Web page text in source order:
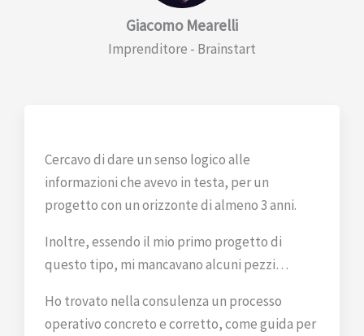
Giacomo Mearelli
Imprenditore - Brainstart
Cercavo di dare un senso logico alle
informazioni che avevo in testa, per un
progetto con un orizzonte di almeno 3 anni.
Inoltre, essendo il mio primo progetto di
questo tipo, mi mancavano alcuni pezzi…
Ho trovato nella consulenza un processo
operativo concreto e corretto, come guida per